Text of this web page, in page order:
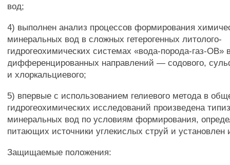
вод;
4) выполнен анализ процессов формирования
минеральных вод в сложных гетерогенных литолого-
гидрогеохимических системах «вода-порода-газ-ОВ»
дифференцированных направлений — содового,
и хлоркальциевого;
5) впервые с использованием гелиевого метода в
гидрогеохимических исследований произведена
минеральных вод по условиям формирования,
питающих источники углекислых струй и установлен
Защищаемые положения: